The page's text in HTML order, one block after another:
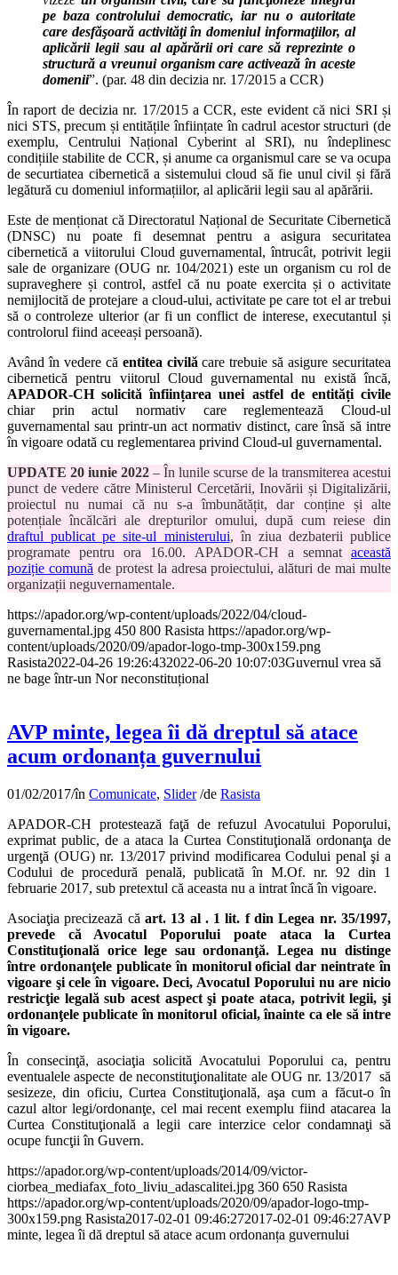
pe baza controlului democratic, iar nu o autoritate
care desfăşoară activităţi în domeniul informaţiilor, al
aplicării legii sau al apărării ori care să reprezinte o
structură a vreunui organism care activează în aceste
domenii”. (par. 48 din decizia nr. 17/2015 a CCR)
În raport de decizia nr. 17/2015 a CCR, este evident că nici SRI și
nici STS, precum și entitățile înființate în cadrul acestor structuri (de
exemplu, Centrului Național Cyberint al SRI), nu îndeplinesc
condițiile stabilite de CCR, și anume ca organismul care se va ocupa
de securtiatea cibernetică a sistemului cloud să fie unul civil și fără
legătură cu domeniul informațiilor, al aplicării legii sau al apărării.
Este de menționat că Directoratul Național de Securitate Cibernetică
(DNSC) nu poate fi desemnat pentru a asigura securitatea
cibernetică a viitorului Cloud guvernamental, întrucât, potrivit legii
sale de organizare (OUG nr. 104/2021) este un organism cu rol de
supraveghere și control, astfel că nu poate exercita și o activitate
nemijlocită de protejare a cloud-ului, activitate pe care tot el ar trebui
să o controleze ulterior (ar fi un conflict de interese, executantul și
controlorul fiind aceeași persoană).
Având în vedere că entitea civilă care trebuie să asigure securitatea
cibernetică pentru viitorul Cloud guvernamental nu există încă,
APADOR-CH solicită înființarea unei astfel de entități civile
chiar prin actul normativ care reglementează Cloud-ul
guvernamental sau printr-un act normativ distinct, care însă să intre
în vigoare odată cu reglementarea privind Cloud-ul guvernamental.
UPDATE 20 iunie 2022 – În lunile scurse de la transmiterea acestui
punct de vedere către Ministerul Cercetării, Inovării și Digitalizării,
proiectul nu numai că nu s-a îmbunătățit, dar conține și alte
potențiale încălcări ale drepturilor omului, după cum reiese din
draftul publicat pe site-ul ministerului, în ziua dezbaterii publice
programate pentru ora 16.00. APADOR-CH a semnat această
poziție comună de protest la adresa proiectului, alături de mai multe
organizații neguvernamentale.
https://apador.org/wp-content/uploads/2022/04/cloud-
guvernamental.jpg 450 800 Rasista https://apador.org/wp-
content/uploads/2020/09/apador-logo-tmp-300x159.png
Rasista2022-04-26 19:26:432022-06-20 10:07:03Guvernul vrea să
ne bage într-un Nor neconstituțional
AVP minte, legea îi dă dreptul să atace
acum ordonanța guvernului
01/02/2017/în Comunicate, Slider /de Rasista
APADOR-CH protestează faţă de refuzul Avocatului Poporului,
exprimat public, de a ataca la Curtea Constituţională ordonanţa de
urgenţă (OUG) nr. 13/2017 privind modificarea Codului penal şi a
Codului de procedură penală, publicată în M.Of. nr. 92 din 1
februarie 2017, sub pretextul că aceasta nu a intrat încă în vigoare.
Asociaţia precizează că art. 13 al . 1 lit. f din Legea nr. 35/1997,
prevede că Avocatul Poporului poate ataca la Curtea
Constituţională orice lege sau ordonanţă. Legea nu distinge
între ordonanţele publicate în monitorul oficial dar neintrate în
vigoare şi cele în vigoare. Deci, Avocatul Poporului nu are nicio
restricţie legală sub acest aspect şi poate ataca, potrivit legii, şi
ordonanţele publicate în monitorul oficial, înainte ca ele să intre
în vigoare.
În consecinţă, asociaţia solicită Avocatului Poporului ca, pentru
eventualele aspecte de neconstituţionalitate ale OUG nr. 13/2017 să
sesizeze, din oficiu, Curtea Constituţională, aşa cum a făcut-o în
cazul altor legi/ordonanţe, cel mai recent exemplu fiind atacarea la
Curtea Constituţională a legii care interzice celor condamnaţi să
ocupe funcţii în Guvern.
https://apador.org/wp-content/uploads/2014/09/victor-
ciorbea_mediafax_foto_liviu_adascalitei.jpg 360 650 Rasista
https://apador.org/wp-content/uploads/2020/09/apador-logo-tmp-
300x159.png Rasista2017-02-01 09:46:272017-02-01 09:46:27AVP
minte, legea îi dă dreptul să atace acum ordonanța guvernului